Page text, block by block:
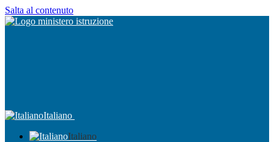
Salta al contenuto
Italiano
Italiano